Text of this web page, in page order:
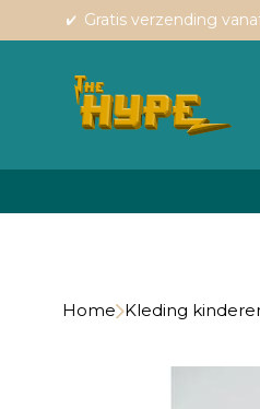
Gratis verzending
Home Kleding